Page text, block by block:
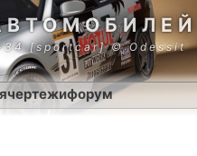
34 [sportcar] © Odessit
чертежифорум